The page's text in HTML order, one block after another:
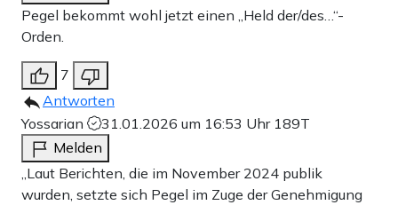
Pegel bekommt wohl jetzt einen „Held der/des…“-
Orden.
7
Antworten
Yossarian
31.01.2026 um 16:53 Uhr 189T
Melden
„Laut Berichten, die im November 2024 publik
wurden, setzte sich Pegel im Zuge der Genehmigung